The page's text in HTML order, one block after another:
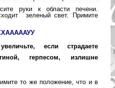
руки к области печени.
зеленый свет. Примите
если страдаете
герпесом, излишне
то же положение, что и в